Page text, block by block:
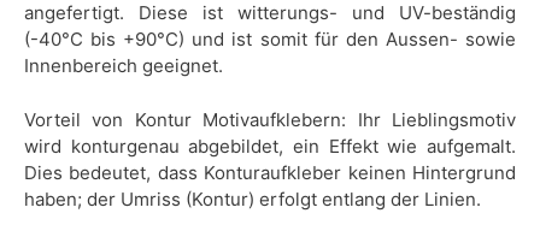
angefertigt. Diese ist witterungs- und UV-beständig
(-40°C bis +90°C) und ist somit für den Aussen- sowie
Innenbereich geeignet.
Vorteil von Kontur Motivaufklebern: Ihr Lieblingsmotiv
wird konturgenau abgebildet, ein Effekt wie aufgemalt.
Dies bedeutet, dass Konturaufkleber keinen Hintergrund
haben; der Umriss (Kontur) erfolgt entlang der Linien.